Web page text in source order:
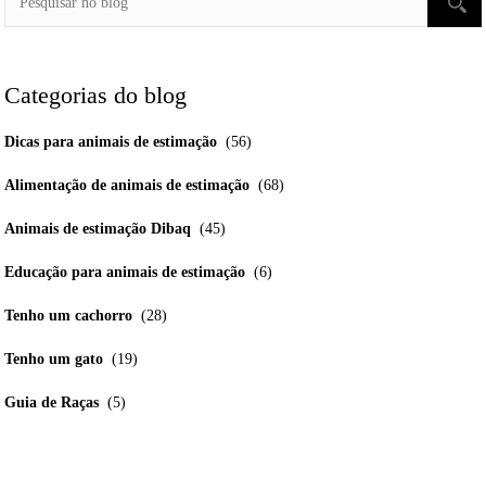
Categorias do blog
Dicas para animais de estimação (56)
Alimentação de animais de estimação (68)
Animais de estimação Dibaq (45)
Educação para animais de estimação (6)
Tenho um cachorro (28)
Tenho um gato (19)
Guia de Raças (5)